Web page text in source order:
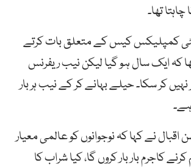
تھا۔
سٹی کمپلیکس کیس کے متعلق بات کرتے
کہ ایک سال ہو گیا لیکن نیب ریفرنس
کر سکا۔ حیلے بہانے کر کے نیب ہر بار
ہے۔
اقبال نے کہا کہ نوجوانوں کو عالمی معیار
کاجرم بار بار کروں گا، کیا شراب کا